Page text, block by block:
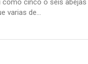
cinco o seis
varias de...